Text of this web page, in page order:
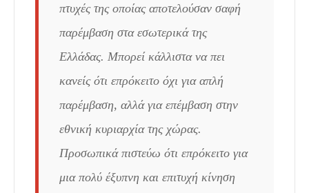
πτυχές της οποίας αποτελούσαν σαφή
παρέμβαση στα εσωτερικά της
Ελλάδας. Μπορεί κάλλιστα να πει
κανείς ότι επρόκειτο όχι για απλή
παρέμβαση, αλλά για επέμβαση στην
εθνική κυριαρχία της χώρας.
Προσωπικά πιστεύω ότι επρόκειτο για
μια πολύ έξυπνη και επιτυχή κίνηση